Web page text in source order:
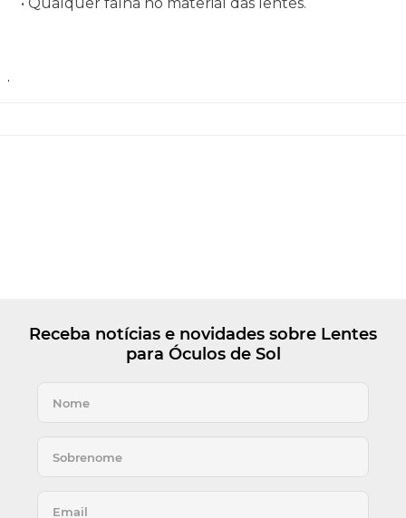
.
Receba notícias e novidades sobre Lentes
para Óculos de Sol